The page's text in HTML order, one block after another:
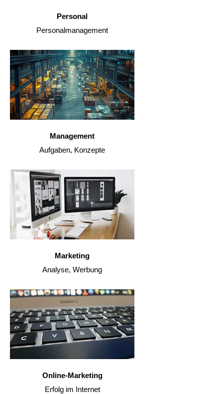
Personal
Personalmanagement
Management
Aufgaben, Konzepte
Marketing
Analyse, Werbung
Online-Marketing
Erfolg im Internet